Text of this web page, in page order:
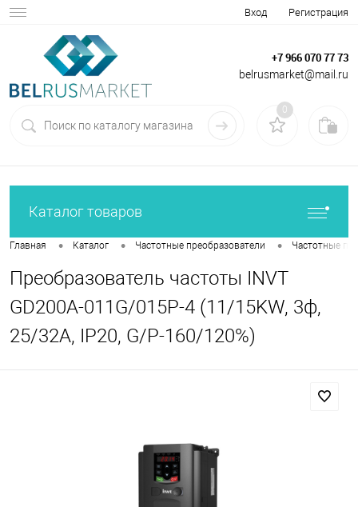
Вход Регистрация
+7 966 070 77 73
belrusmarket@mail.ru
0
Каталог товаров
Главная • Каталог • Частотные преобразователи • Частотные
Преобразователь частоты INVT
GD200A-011G/015P-4 (11/15KW, 3ф,
25/32A, IP20, G/P-160/120%)